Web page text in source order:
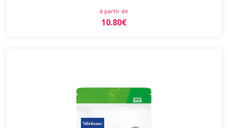
à partir de
10.80€